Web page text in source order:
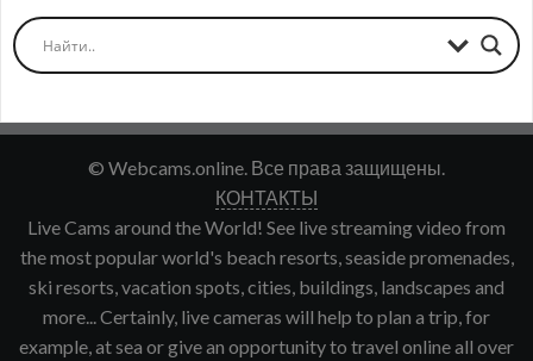
© Webcams.online. Все права защищены.
КОНТАКТЫ
Live Cams around the World! See live streaming video from
the most popular world's beach resorts, seaside promenades,
ski resorts, vacation spots, cities, buildings, landscapes and
more... Certainly, live cameras will help to plan a trip, for
example, at sea or give an opportunity to travel online all over